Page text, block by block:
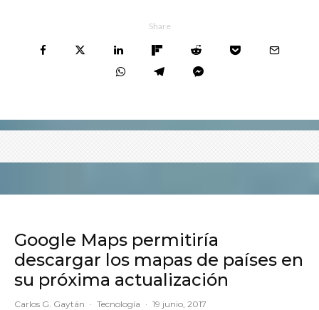
Share
Google Maps permitiría
descargar los mapas de países en
su próxima actualización
Carlos G. Gaytán · Tecnología · 19 junio, 2017